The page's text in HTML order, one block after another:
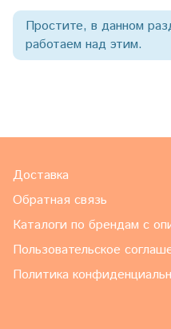
Простите, в данном
работаем над этим.
Доставка
Обратная связь
Каталоги по брендам с
Пользовательское
Политика